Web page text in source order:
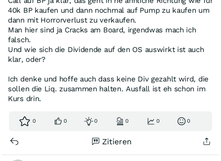
40k BP kaufen und dann nochmal auf Pump zu kaufen um
dann mit Horrorverlust zu verkaufen.
Man hier sind ja Cracks am Board, irgendwas mach ich
falsch.
Und wie sich die Dividende auf den OS auswirkt ist auch
klar, oder?
Ich denke und hoffe auch dass keine Div gezahlt wird, die
sollen die Liq. zusammen halten. Ausfall ist eh schon im
Kurs drin.
0 0 0 0 0 0
Zitieren